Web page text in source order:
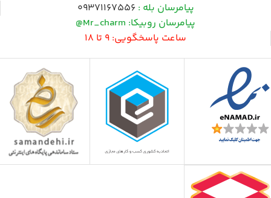
پیامرسان بله : 09371167556
پیامرسان روبیکا: Mr_charm@
ساعت پاسخگویی: 9 تا 18